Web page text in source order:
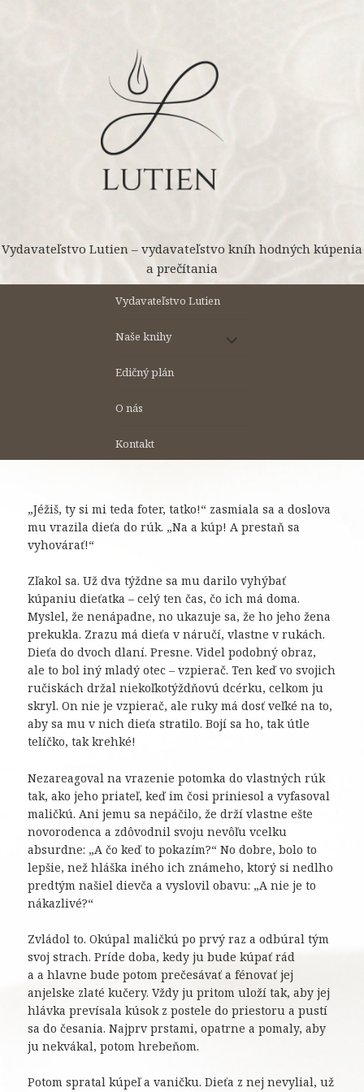
Vydavateľstvo Lutien – vydavateľstvo kníh hodných kúpenia
a prečítania
Vydavateľstvo Lutien
Naše knihy
odvodené
Edičný plán
O nás
Kontakt
„Jéžiš, ty si mi teda foter, tatko!“ zasmiala sa a doslova
mu vrazila dieťa do rúk. „Na a kúp! A prestaň sa
vyhovárať!“
Zľakol sa. Už dva týždne sa mu darilo vyhýbať
kúpaniu dieťatka – celý ten čas, čo ich má doma.
Myslel, že nenápadne, no ukazuje sa, že ho jeho žena
prekukla. Zrazu má dieťa v náručí, vlastne v rukách.
Dieťa do dvoch dlaní. Presne. Videl podobný obraz,
ale to bol iný mladý otec – vzpierač. Ten keď vo svojich
ručiskách držal niekoľkotýždňovú dcérku, celkom ju
skryl. On nie je vzpierač, ale ruky má dosť veľké na to,
aby sa mu v nich dieťa stratilo. Bojí sa ho, tak útle
telíčko, tak krehké!
Nezareagoval na vrazenie potomka do vlastných rúk
tak, ako jeho priateľ, keď im čosi priniesol a vyfasoval
maličkú. Ani jemu sa nepáčilo, že drží vlastne ešte
novorodenca a zdôvodnil svoju nevôľu vcelku
absurdne: „A čo keď to pokazím?“ No dobre, bolo to
lepšie, než hláška iného ich známeho, ktorý si nedlho
predtým našiel dievča a vyslovil obavu: „A nie je to
nákazlivé?“
Zvládol to. Okúpal maličkú po prvý raz a odbúral tým
svoj strach. Príde doba, kedy ju bude kúpať rád
a a hlavne bude potom prečesávať a fénovať jej
anjelske zlaté kučery. Vždy ju pritom uloží tak, aby jej
hlávka prevísala kúsok z postele do priestoru a pustí
sa do česania. Najprv prstami, opatrne a pomaly, aby
ju nekvákal, potom hrebeňom.
Potom spratal kúpeľ a vaničku. Dieťa z nej nevylial, už